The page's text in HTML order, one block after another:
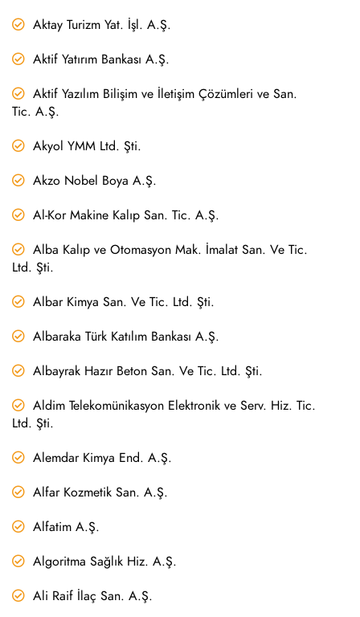
Aktay Turizm Yat. İşl. A.Ş.
Aktif Yatırım Bankası A.Ş.
Aktif Yazılım Bilişim ve İletişim Çözümleri ve San.
Tic. A.Ş.
Akyol YMM Ltd. Şti.
Akzo Nobel Boya A.Ş.
Al-Kor Makine Kalıp San. Tic. A.Ş.
Alba Kalıp ve Otomasyon Mak. İmalat San. Ve Tic.
Ltd. Şti.
Albar Kimya San. Ve Tic. Ltd. Şti.
Albaraka Türk Katılım Bankası A.Ş.
Albayrak Hazır Beton San. Ve Tic. Ltd. Şti.
Aldim Telekomünikasyon Elektronik ve Serv. Hiz. Tic.
Ltd. Şti.
Alemdar Kimya End. A.Ş.
Alfar Kozmetik San. A.Ş.
Alfatim A.Ş.
Algoritma Sağlık Hiz. A.Ş.
Ali Raif İlaç San. A.Ş.